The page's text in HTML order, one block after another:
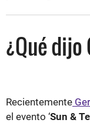
¿Qué
Recientemente
el evento ‘Sun &